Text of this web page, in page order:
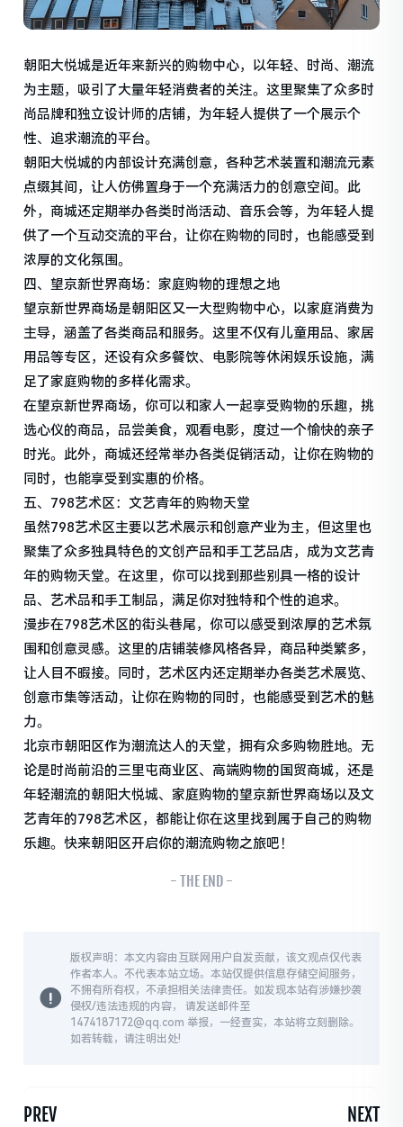
朝阳大悦城是近年来新兴的购物中心，以年轻、时尚、潮流
为主题，吸引了大量年轻消费者的关注。这里聚集了众多时
尚品牌和独立设计师的店铺，为年轻人提供了一个展示个
性、追求潮流的平台。
朝阳大悦城的内部设计充满创意，各种艺术装置和潮流元素
点缀其间，让人仿佛置身于一个充满活力的创意空间。此
外，商城还定期举办各类时尚活动、音乐会等，为年轻人提
供了一个互动交流的平台，让你在购物的同时，也能感受到
浓厚的文化氛围。
四、望京新世界商场：家庭购物的理想之地
望京新世界商场是朝阳区又一大型购物中心，以家庭消费为
主导，涵盖了各类商品和服务。这里不仅有儿童用品、家居
用品等专区，还设有众多餐饮、电影院等休闲娱乐设施，满
足了家庭购物的多样化需求。
在望京新世界商场，你可以和家人一起享受购物的乐趣，挑
选心仪的商品，品尝美食，观看电影，度过一个愉快的亲子
时光。此外，商城还经常举办各类促销活动，让你在购物的
同时，也能享受到实惠的价格。
五、798艺术区：文艺青年的购物天堂
虽然798艺术区主要以艺术展示和创意产业为主，但这里也
聚集了众多独具特色的文创产品和手工艺品店，成为文艺青
年的购物天堂。在这里，你可以找到那些别具一格的设计
品、艺术品和手工制品，满足你对独特和个性的追求。
漫步在798艺术区的街头巷尾，你可以感受到浓厚的艺术氛
围和创意灵感。这里的店铺装修风格各异，商品种类繁多，
让人目不暇接。同时，艺术区内还定期举办各类艺术展览、
创意市集等活动，让你在购物的同时，也能感受到艺术的魅
力。
北京市朝阳区作为潮流达人的天堂，拥有众多购物胜地。无
论是时尚前沿的三里屯商业区、高端购物的国贸商城，还是
年轻潮流的朝阳大悦城、家庭购物的望京新世界商场以及文
艺青年的798艺术区，都能让你在这里找到属于自己的购物
乐趣。快来朝阳区开启你的潮流购物之旅吧！
- THE END -
版权声明：本文内容由互联网用户自发贡献，该文观点仅代表
作者本人。不代表本站立场。本站仅提供信息存储空间服务，
不拥有所有权，不承担相关法律责任。如发现本站有涉嫌抄袭
侵权/违法违规的内容， 请发送邮件至
1474187172@qq.com 举报，一经查实，本站将立刻删除。
如若转载，请注明出处!
PREV NEXT